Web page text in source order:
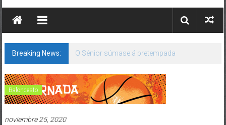
Breaking News: O Sénior súmase á pretempada
Baloncesto
noviembre 25, 2020